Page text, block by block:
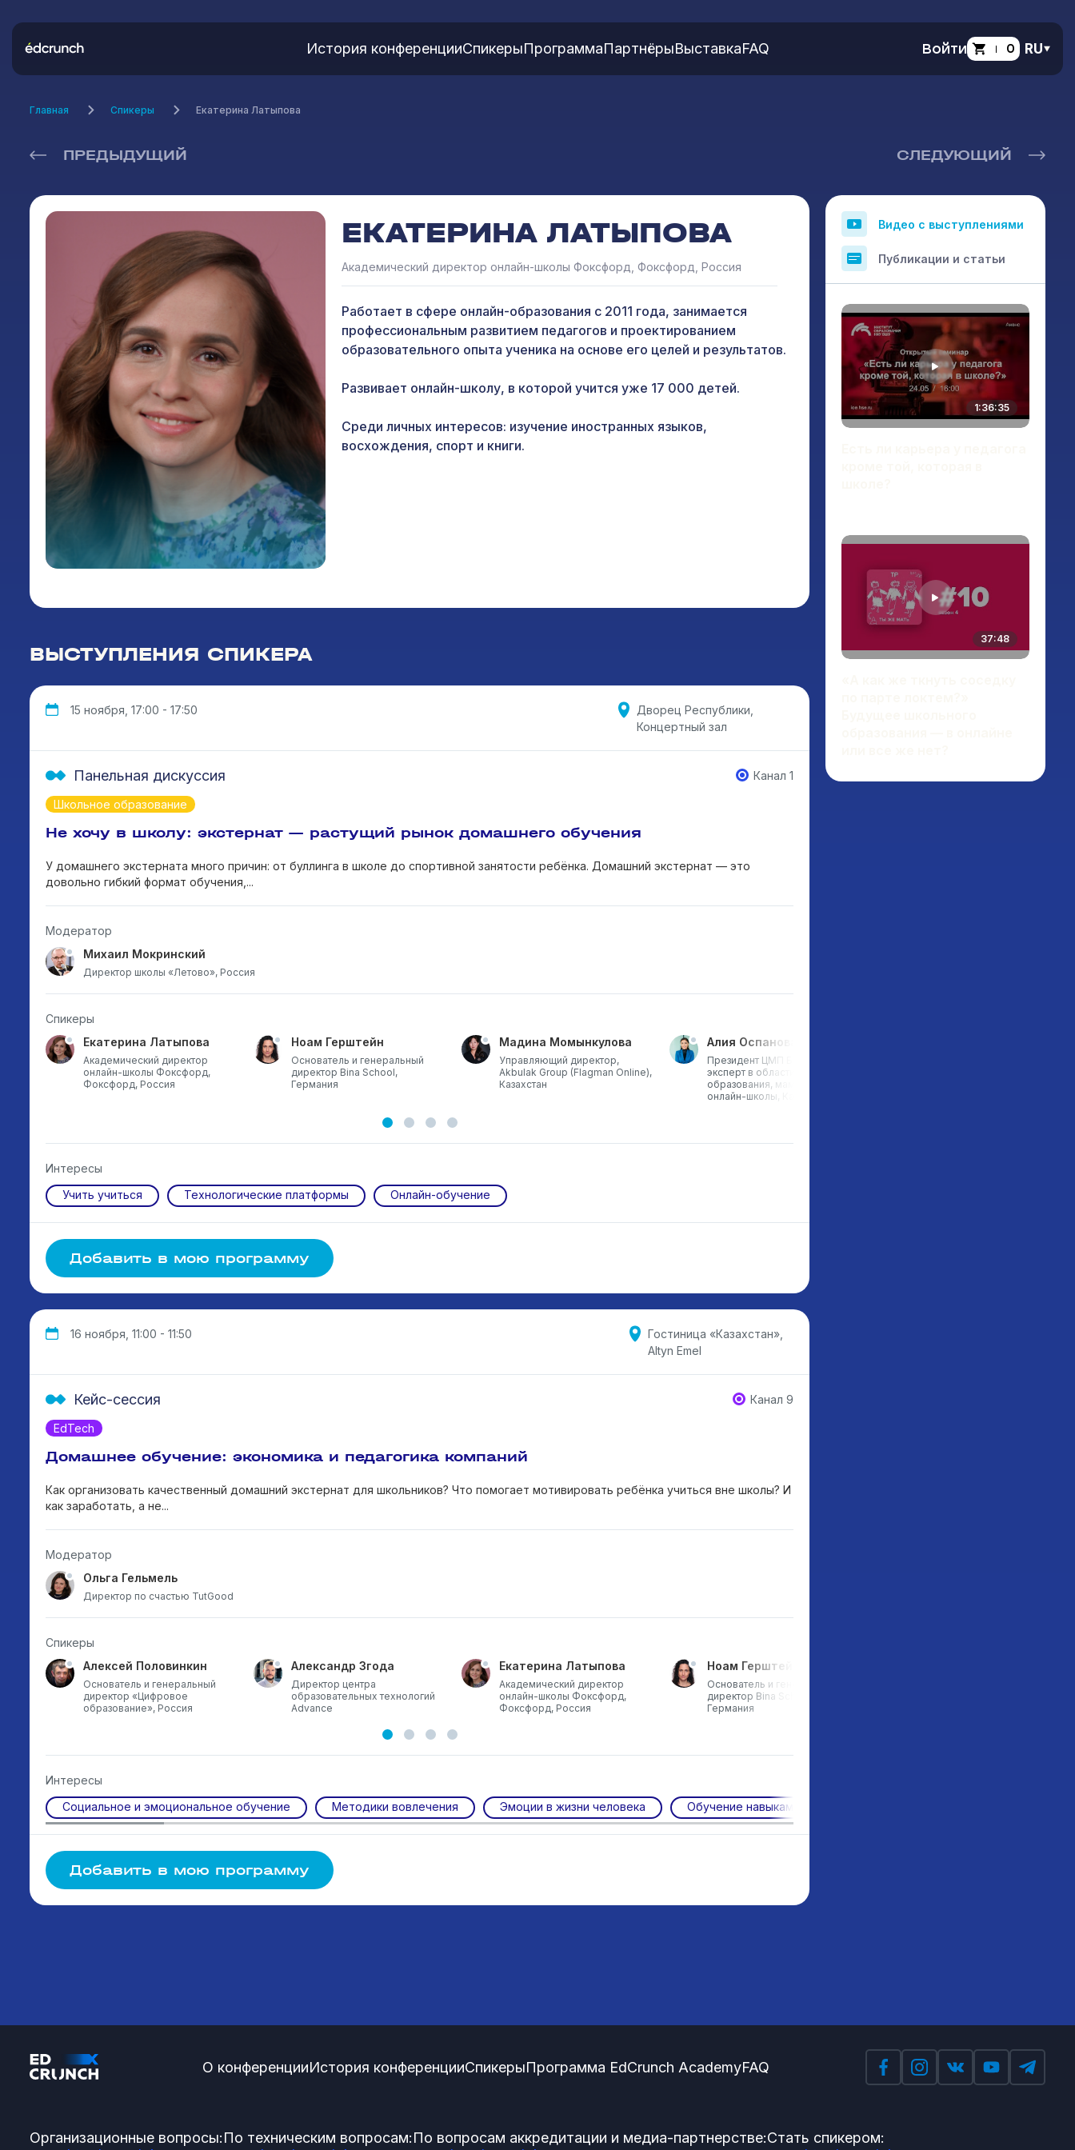
История конференцииСпикерыПрограммаПартнёрыВыставкаFAQ Войти 0 RU
Главная Спикеры Екатерина Латыпова
ПРЕДЫДУЩИЙ СЛЕДУЮЩИЙ
ЕКАТЕРИНА ЛАТЫПОВА
Академический директор онлайн-школы Фоксфорд, Фоксфорд, Россия
Работает в сфере онлайн-образования с 2011 года, занимается
профессиональным развитием педагогов и проектированием
образовательного опыта ученика на основе его целей и результатов.
Развивает онлайн-школу, в которой учится уже 17 000 детей.
Среди личных интересов: изучение иностранных языков,
восхождения, спорт и книги.
ВЫСТУПЛЕНИЯ СПИКЕРА
15 ноября, 17:00 - 17:50
Дворец Республики,
Концертный зал
Школьное образование
Панельная дискуссия Канал 1
Не хочу в школу: экстернат — растущий рынок домашнего обучения
У домашнего экстерната много причин: от буллинга в школе до спортивной занятости ребёнка. Домашний экстернат — это
довольно гибкий формат обучения,...
Модератор
Михаил Мокринский
Директор школы «Летово», Россия
Спикеры
Екатерина Латыпова
Академический директор
онлайн-школы Фоксфорд,
Фоксфорд, Россия
Ноам Герштейн
Основатель и генеральный
директор Bina School,
Германия
Мадина Момынкулова
Управляющий директор,
Akbulak Group (Flagman Online),
Казахстан
Алия Оспанова
Президент ЦМП Болашак,
эксперт в области онлайн-
образования, мама ученика
онлайн-школы, Казахстан
Интересы
Учить учиться
Технологические платформы Онлайн-обучение
Добавить в мою программу
16 ноября, 11:00 - 11:50
Гостиница «Казахстан»,
Altyn Emel
EdTech
Кейс-сессия Канал 9
Домашнее обучение: экономика и педагогика компаний
Как организовать качественный домашний экстернат для школьников? Что помогает мотивировать ребёнка учиться вне школы? И
как заработать, а не...
Модератор
Ольга Гельмель
Директор по счастью TutGood
Спикеры
Алексей Половинкин
Основатель и генеральный
директор «Цифровое
образование», Россия
Александр Згода
Директор центра
образовательных технологий
Advance
Екатерина Латыпова
Академический директор
онлайн-школы Фоксфорд,
Фоксфорд, Россия
Ноам Герштейн
Основатель и генеральный
директор Bina School,
Германия
Интересы
Социальное и эмоциональное обучение
Методики вовлечения Эмоции в жизни человека Обучение навыкам рефлексии
Добавить в мою программу
Видео с выступлениями
Публикации и статьи
1:36:35
37:48
О конференцииИстория конференцииСпикерыПрограмма EdCrunch AcademyFAQ
Организационные вопросы:По техническим вопросам:По вопросам аккредитации и медиа-партнерстве:Стать спикером: